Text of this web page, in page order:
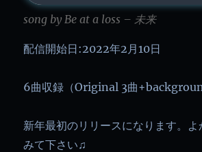
song by Be at a loss – 未来
配信開始日:2022年2月10日
6曲収録（Original 3曲
新年最初のリリースになります。よ
みて下さい♫